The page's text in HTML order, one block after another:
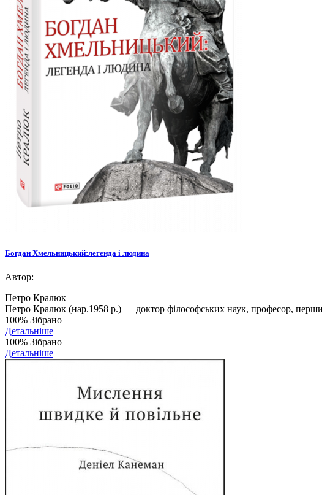
Богдан Хмельницький:легенда і людина
Автор:
Петро Кралюк
Петро Кралюк (нар.1958 р.) — доктор філософських наук, професор,
100% Зібрано
Детальніше
100% Зібрано
Детальніше